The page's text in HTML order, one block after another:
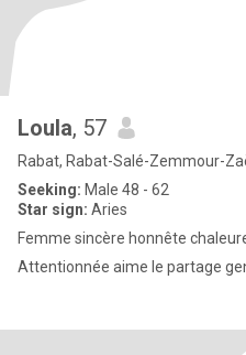
Loula, 57
Rabat, Rabat-Salé-Zemmour-
Seeking: Male 48 - 62
Star sign: Aries
Femme sincère honnête
Attentionnée aime le partage